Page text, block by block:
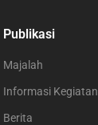
Publikasi
Majalah
Informasi Kegiatan
Berita